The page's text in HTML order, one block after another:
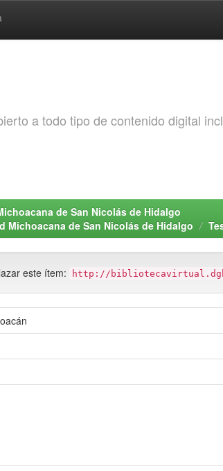
a todo tipo de contenido digital
de San Nicolás de Hidalgo
de San Nicolás de Hidalgo
este ítem: http://